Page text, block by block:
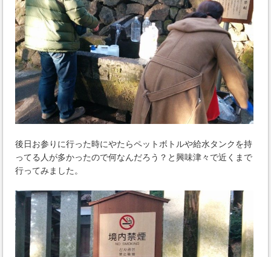
後日お参りに行った時にやたらペットボトルや給水タンクを持
ってる人が多かったので何なんだろう？と興味津々で近くまで
行ってみました。